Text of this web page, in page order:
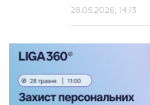
28.05.2026, 14:13